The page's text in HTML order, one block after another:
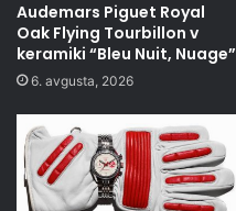
Audemars Piguet Royal
Oak Flying Tourbillon v
keramiki “Bleu Nuit, Nuage”
6. avgusta, 2026